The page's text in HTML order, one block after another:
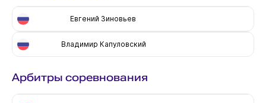
Евгений Зиновьев
Владимир Капуловский
Арбитры соревнования